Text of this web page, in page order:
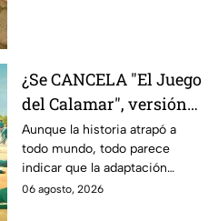
¿Se CANCELA "El Juego
del Calamar", versión
Estados Unidos? Esto
es lo que se sabe al
momento
Aunque la historia atrapó a
todo mundo, todo parece
indicar que la adaptación
podría ser cancelada:
06 agosto, 2026